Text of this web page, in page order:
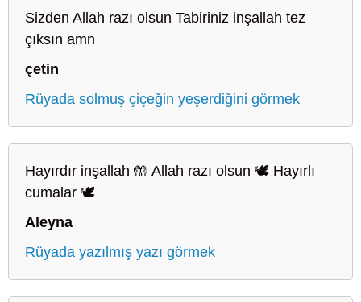
Sizden Allah razı olsun Tabiriniz inşallah tez
çıksın amn
çetin
Rüyada solmuş çiçeğin yeşerdiğini görmek
Hayırdır inşallah 🤲 Allah razı olsun 🕊️ Hayırlı
cumalar 🕊️
Aleyna
Rüyada yazılmış yazı görmek